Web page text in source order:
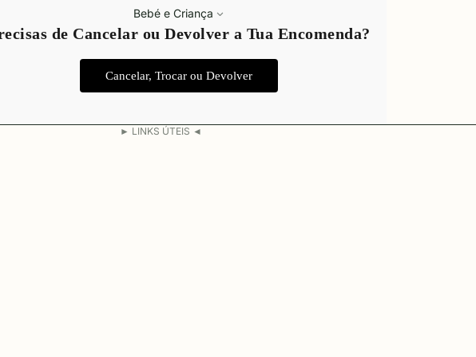
Bebé e Criança
de Cancelar ou Devolver a Tua Encomenda?
Cancelar, Trocar ou Devolver
► LINKS ÚTEIS ◄
Política de privacidade
Termos do serviço
Política de envio
Aviso legal